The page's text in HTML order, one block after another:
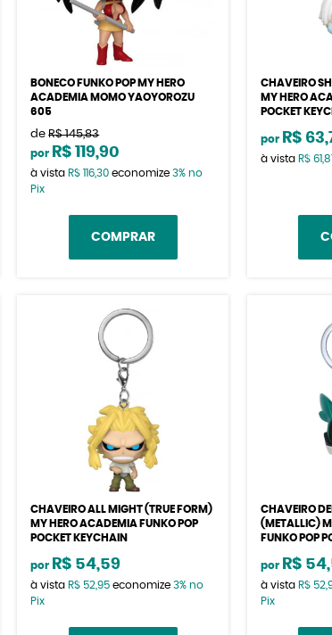
BONECO FUNKO POP MY HERO
ACADEMIA MOMO YAOYOROZU
605
de R$ 145,83
por R$ 119,90
à vista R$ 116,30 economize3% no
Pix
COMPRAR
CHAVEIRO
MY HERO
POCKET
por R$
à vista R$ 61,81
CHAVEIRO ALL MIGHT (TRUE FORM)
MY HERO ACADEMIA FUNKO POP
POCKET KEYCHAIN
por R$ 54,59
à vista R$ 52,95 economize3% no
Pix
CHAVEIRO
(METALLIC)
FUNKO POP
por R$
à vista R$
Pix